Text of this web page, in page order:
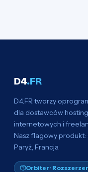
D4.FR
D4.FR tworzy
dla dostawców
internetowych i
Nasz flagowy produkt:
Paryż, Francja.
Orbiter ·